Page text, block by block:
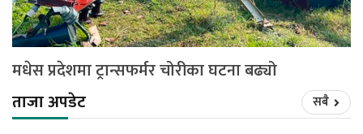
मधेस प्रदेशमा ट्रान्सफर्मर चोरीका घटना बढ्यो
ताजा अपडेट
सबै